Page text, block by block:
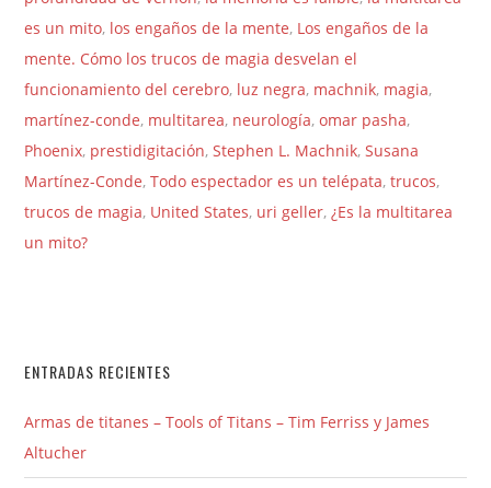
es un mito, los engaños de la mente, Los engaños de la
mente. Cómo los trucos de magia desvelan el
funcionamiento del cerebro, luz negra, machnik, magia,
martínez-conde, multitarea, neurología,omar pasha,
Phoenix, prestidigitación,Stephen L. Machnik,Susana
Martínez-Conde,Todo espectador es un telépata,trucos,
trucos de magia, United States, uri geller,¿Es la multitarea
un mito?
ENTRADAS RECIENTES
Armas de titanes – Tools of Titans – Tim Ferriss y James
Altucher